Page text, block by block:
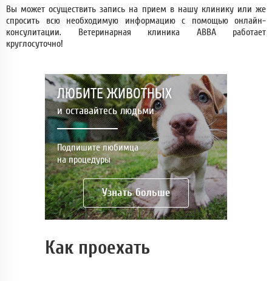
Вы может осуществить запись на прием в нашу клинику или же
спросить всю необходимую информацию с помощью онлайн-
консулитации. Ветеринарная клиника АВВА работает
круглосуточно!
ЛЮБИТЕ ЖИВОТНЫХ
и оставайтесь людьми
Подпишите любимца
на процедуры
Узнать больше
Как проехать